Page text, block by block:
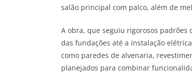
salão principal com palco, além de
A obra, que seguiu rigorosos
das fundações até a instalação
como paredes de alvenaria,
planejados para combinar